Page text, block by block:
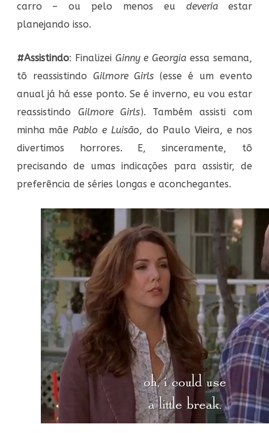
carro – ou pelo menos eu deveriaestar
planejando isso.
#Assistindo: Finalizei Ginny e Georgiaessa semana,
tô reassistindo Gilmore Girls (esse é um evento
anual já há esse ponto. Se é inverno, eu vou estar
reassistindo Gilmore Girls). Também assisti com
minha mãe Pablo e Luisão, do Paulo Vieira, e nos
divertimos horrores. E, sinceramente, tô
precisando de umas indicações para assistir, de
preferência de séries longas e aconchegantes.